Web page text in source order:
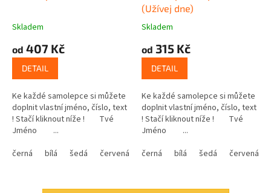
Skladem
od 407 Kč
DETAIL
Ke každé samolepce si můžete
doplnit vlastní jméno, číslo, text
! Stačí kliknout níže ! Tvé
Jméno ...
černá
bílá šedá červená modrá žlutá zelená růžová
(Užívej dne)
Skladem
od 315 Kč
DETAIL
Ke každé samolepce si můžete
doplnit vlastní jméno, číslo, text
! Stačí kliknout níže ! Tvé
Jméno ...
černá
bílá šedá červená